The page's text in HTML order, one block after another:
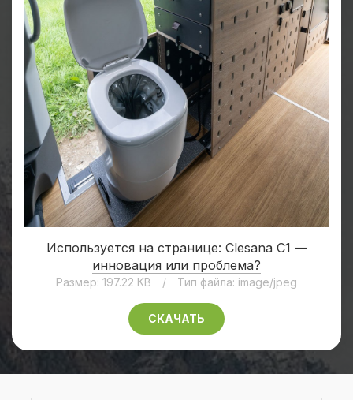
Используется на странице: Clesana C1 —
инновация или проблема?
Размер: 197.22 KB / Тип файла: image/jpeg
СКАЧАТЬ